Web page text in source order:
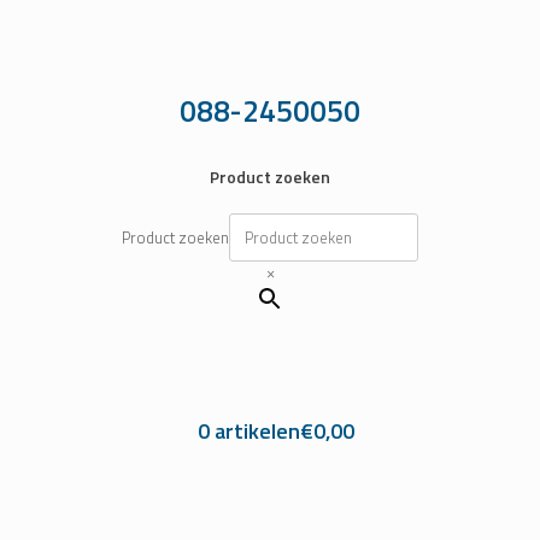
088-2450050
Product zoeken
Product zoeken
×
0 artikelen€0,00